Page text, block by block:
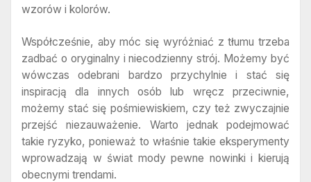
wzorów i kolorów.
Współcześnie, aby móc się wyróżniać z tłumu trzeba
zadbać o oryginalny i niecodzienny strój. Możemy być
wówczas odebrani bardzo przychylnie i stać się
inspiracją dla innych osób lub wręcz przeciwnie,
możemy stać się pośmiewiskiem, czy też zwyczajnie
przejść niezauważenie. Warto jednak podejmować
takie ryzyko, ponieważ to właśnie takie eksperymenty
wprowadzają w świat mody pewne nowinki i kierują
obecnymi trendami.